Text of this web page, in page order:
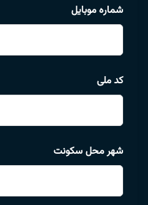
شماره موبایل
کد ملی
شهر محل سکونت